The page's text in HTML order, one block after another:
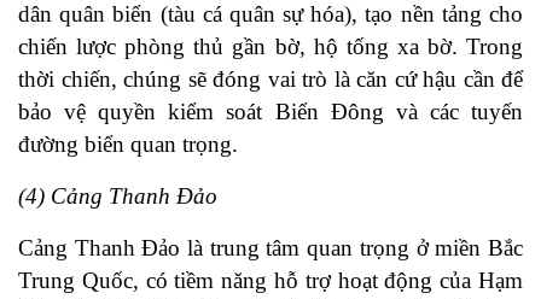
dân quân biển (tàu cá quân sự hóa), tạo nền tảng cho
chiến lược phòng thủ gần bờ, hộ tống xa bờ. Trong
thời chiến, chúng sẽ đóng vai trò là căn cứ hậu cần để
bảo vệ quyền kiểm soát Biển Đông và các tuyến
đường biển quan trọng.
(4) Cảng Thanh Đảo
Cảng Thanh Đảo là trung tâm quan trọng ở miền Bắc
Trung Quốc, có tiềm năng hỗ trợ hoạt động của Hạm